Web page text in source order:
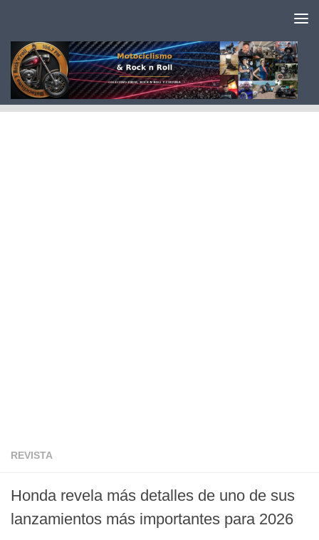
REVISTA
Honda revela más detalles de uno de sus
lanzamientos más importantes para 2026